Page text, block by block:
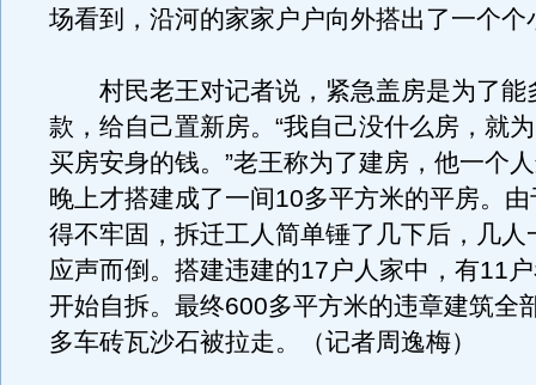
场看到，沿河的家家户户向外搭出了一个个
村民老王对记者说，紧急盖房是为了能
款，给自己置新房。“我自己没什么房，就
买房安身的钱。”老王称为了建房，他一个
晚上才搭建成了一间10多平方米的平房。
得不牢固，拆迁工人简单锤了几下后，几人
应声而倒。搭建违建的17户人家中，有11
开始自拆。最终600多平方米的违章建筑全
多车砖瓦沙石被拉走。（记者周逸梅）